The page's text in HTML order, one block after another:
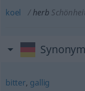
koel herb
bitter, gallig